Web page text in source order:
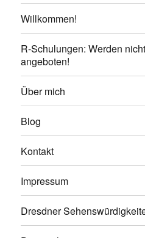
Willkommen!
R-Schulungen: Werden
angeboten!
Über mich
Blog
Kontakt
Impressum
Dresdner